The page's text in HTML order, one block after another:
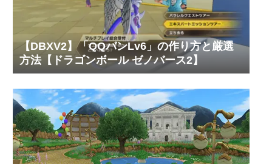
【DBXV2】「QQバンLv6」の作り方と厳選
方法【ドラゴンボール ゼノバース2】